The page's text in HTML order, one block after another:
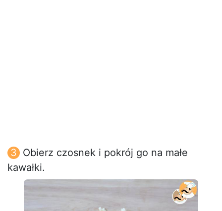
Obierz czosnek i pokrój go na małe
kawałki.